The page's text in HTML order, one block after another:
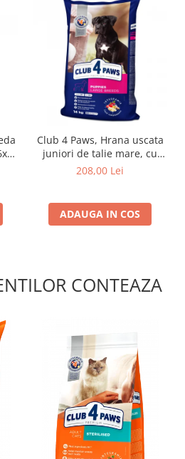
Club 4 Paws, Hrana uscata
juniori de talie mare, cu
pui, 14kg
208,00 Lei
ADAUGA IN COS
CONTEAZA